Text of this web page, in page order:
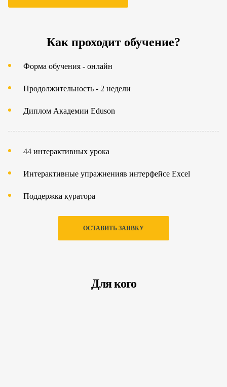
Как проходит обучение?
Форма обучения - онлайн
Продолжительность - 2 недели
Диплом Академии Eduson
44 интерактивных урока
Интерактивные упражненияв интерфейсе Excel
Поддержка куратора
ОСТАВИТЬ ЗАЯВКУ
Для кого